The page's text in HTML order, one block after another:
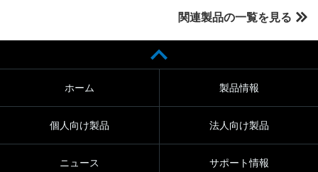
関連製品の一覧を見る
ホーム 製品情報
個人向け製品 法人向け製品
ニュース サポート情報